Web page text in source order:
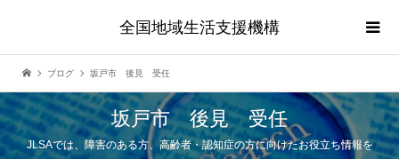
全国地域生活支援機構
ブログ 坂戸市 後見 受任
坂戸市 後見 受任
JLSAでは、障害のある方、高齢者・認知症の方に向けたお役立ち情報を